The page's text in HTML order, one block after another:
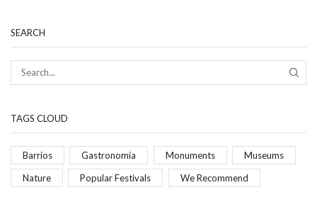
SEARCH
TAGS CLOUD
Barrios Gastronomía Monuments Museums
Nature Popular Festivals We Recommend